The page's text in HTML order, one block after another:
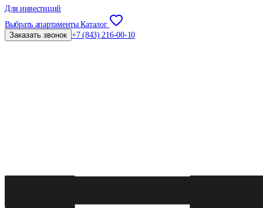
Для инвестиций
Выбрать апартаментыКаталог
Заказать звонок +7 (843) 216-00-10